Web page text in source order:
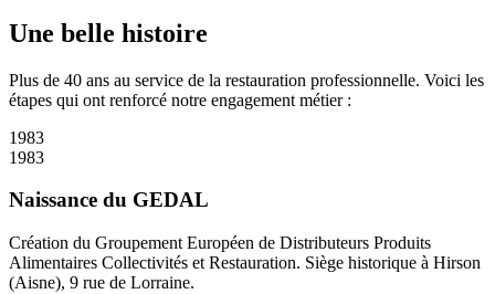
Une belle histoire
Plus de 40 ans au service de la restauration professionnelle. Voici les
étapes qui ont renforcé notre engagement métier :
1983
1983
Naissance du GEDAL
Création du Groupement Européen de Distributeurs Produits
Alimentaires Collectivités et Restauration. Siège historique à Hirson
(Aisne), 9 rue de Lorraine.